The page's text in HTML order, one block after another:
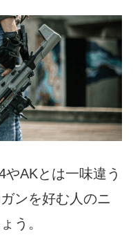
AKとは一味違う
ンを好む人のニ
う。